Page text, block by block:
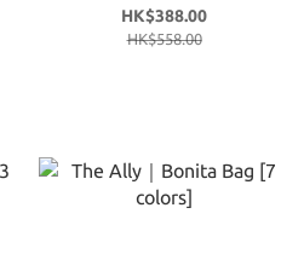
HK$388.00
HK$558.00